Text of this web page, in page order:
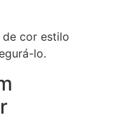
de cor estilo
lo.